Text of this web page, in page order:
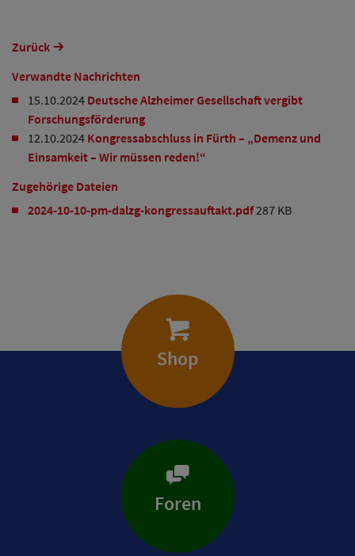
Zurück
Verwandte Nachrichten
15.10.2024 Deutsche Alzheimer Gesellschaft vergibt
Forschungsförderung
12.10.2024 Kongressabschluss in Fürth – „Demenz und
Einsamkeit – Wir müssen reden!“
Zugehörige Dateien
2024-10-10-pm-dalzg-kongressauftakt.pdf287 KB
Shop
Foren